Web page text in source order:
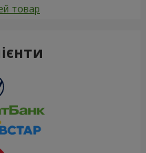
товар